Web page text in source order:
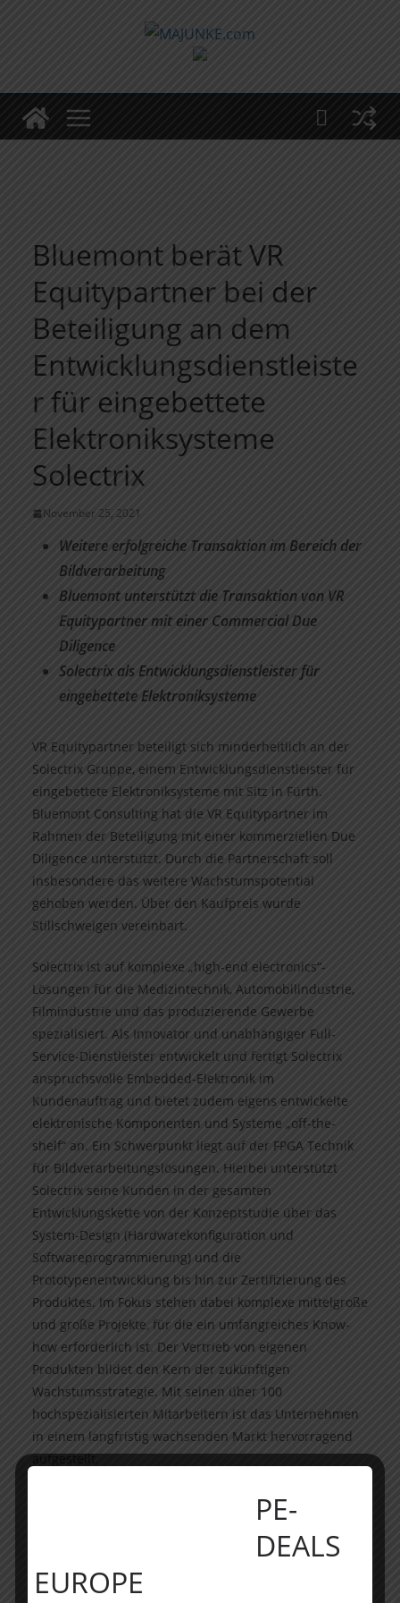
Bluemont berät VR
Equitypartner bei der
Beteiligung an dem
Entwicklungsdienstleiste
r für eingebettete
Elektroniksysteme
Solectrix
November 25, 2021
Weitere erfolgreiche Transaktion im Bereich der
Bildverarbeitung
Bluemont unterstützt die Transaktion von VR
Equitypartner mit einer Commercial Due
Diligence
Solectrix als Entwicklungsdienstleister für
eingebettete Elektroniksysteme
VR Equitypartner beteiligt sich minderheitlich an der
Solectrix Gruppe, einem Entwicklungsdienstleister für
eingebettete Elektroniksysteme mit Sitz in Fürth.
Bluemont Consulting hat die VR Equitypartner im
Rahmen der Beteiligung mit einer kommerziellen Due
Diligence unterstützt. Durch die Partnerschaft soll
insbesondere das weitere Wachstumspotential
gehoben werden. Über den Kaufpreis wurde
Stillschweigen vereinbart.
Solectrix ist auf komplexe „high-end electronics“-
Lösungen für die Medizintechnik, Automobilindustrie,
Filmindustrie und das produzierende Gewerbe
spezialisiert. Als Innovator und unabhängiger Full-
Service-Dienstleister entwickelt und fertigt Solectrix
anspruchsvolle Embedded-Elektronik im
Kundenauftrag und bietet zudem eigens entwickelte
elektronische Komponenten und Systeme „off-the-
shelf“ an. Ein Schwerpunkt liegt auf der FPGA Technik
für Bildverarbeitungslösungen. Hierbei unterstützt
Solectrix seine Kunden in der gesamten
Entwicklungskette von der Konzeptstudie über das
System-Design (Hardwarekonfiguration und
Softwareprogrammierung) und die
Prototypenentwicklung bis hin zur Zertifizierung des
Produktes. Im Fokus stehen dabei komplexe mittelgroße
und große Projekte, für die ein umfangreiches Know-
how erforderlich ist. Der Vertrieb von eigenen
Produkten bildet den Kern der zukünftigen
Wachstumsstrategie. Mit seinen über 100
hochspezialisierten Mitarbeitern ist das Unternehmen
in einem langfristig wachsenden Markt hervorragend
aufgestellt.
Bluemont Consulting ist eine Strategie- und
PE-
DEALS
EUROPE